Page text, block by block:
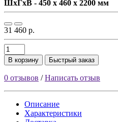
ШxГxВ - 450 x 460 x 2200 мм
31 460 р.
В корзину Быстрый заказ
0 отзывов /Написать отзыв
Описание
Характеристики